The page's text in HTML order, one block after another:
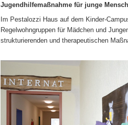
Jugendhilfemaßnahme für junge
Im Pestalozzi Haus auf dem Kinder-
Regelwohngruppen für Mädchen und
strukturierenden und therapeutischen